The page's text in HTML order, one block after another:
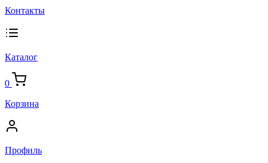
Контакты
Каталог
0
Корзина
Профиль